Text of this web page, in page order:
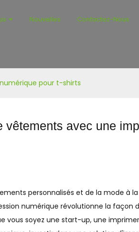
Nouvelles Contactez-Nous
pour t-shirts
avec une
personnalisés et de la mode à
numérique révolutionne la façon
vous soyez une start-up, une